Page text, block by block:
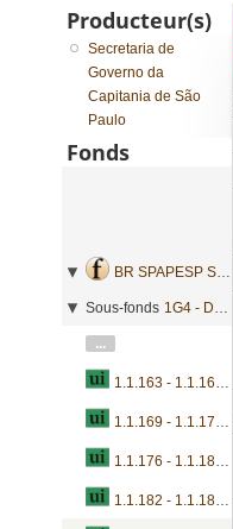
Producteur(s)
Secretaria de
Governo da
Capitania de São
Paulo
Fonds
BR SPAPESP SEGOVC - Secretaria de Governo da Capitania de São Paulo
Sous-fonds 1G4 - Defesa
...
1.1.163 - 1.1.168 - Ofícios
1.1.169 - 1.1.175 - Ofícios e ordens
1.1.176 - 1.1.181 - Ofícios, relatórios e pareceres
1.1.182 - 1.1.189 - Ofícios, relatórios e pareceres